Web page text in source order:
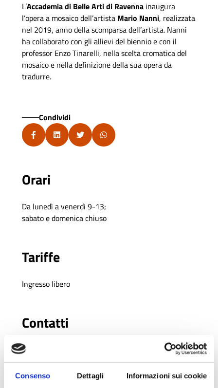
Consenso Dettagli Informazioni sui cookie
L’Accademia di Belle Arti di Ravennainaugura
l’opera a mosaico dell’artistaMario Nanni, realizzata
nel 2019, anno della scomparsa dell’artista. Nanni
ha collaborato con gli allievi del biennio e con il
professor Enzo Tinarelli, nella scelta cromatica del
mosaico e nella definizione della sua opera da
tradurre.
Condividi
Orari
Da lunedì a venerdì 9-13;
sabato e domenica chiuso
Tariffe
Ingresso libero
Contatti
accademia@comune.ra.it
www.abaravenna.it